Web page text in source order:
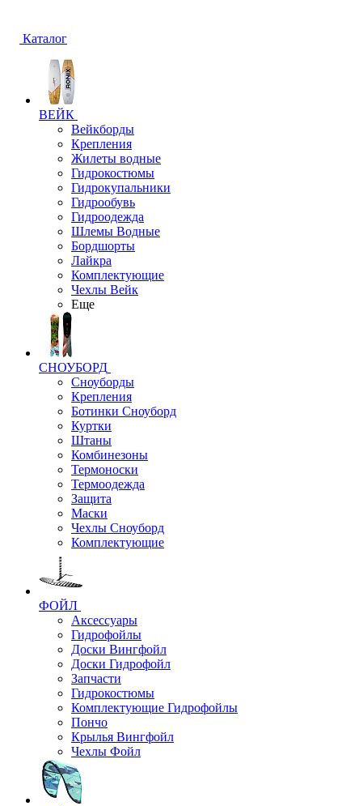
Каталог
ВЕЙК
Вейкборды
Крепления
Жилеты водные
Гидрокостюмы
Гидрокупальники
Гидрообувь
Гидроодежда
Шлемы Водные
Бордшорты
Лайкра
Комплектующие
Чехлы Вейк
Еще
СНОУБОРД
Сноуборды
Крепления
Ботинки Сноуборд
Куртки
Штаны
Комбинезоны
Термоноски
Термоодежда
Защита
Маски
Чехлы Сноуборд
Комплектующие
ФОЙЛ
Аксессуары
Гидрофойлы
Доски Вингфойл
Доски Гидрофойл
Запчасти
Гидрокостюмы
Комплектующие Гидрофойлы
Пончо
Крылья Вингфойл
Чехлы Фойл